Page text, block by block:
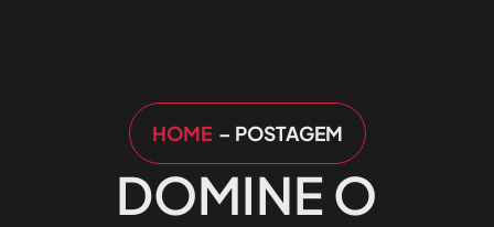
HOME – POSTAGEM
DOMINE O